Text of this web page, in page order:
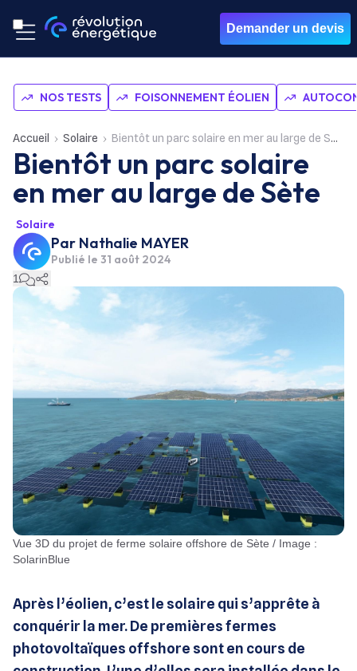
Demander un devis
NOS TESTS FOISONNEMENT ÉOLIEN
Accueil Solaire Bientôt un parc solaire en mer au large de Sète
Bientôt un parc solaire
en mer au large de Sète
Solaire
Par Nathalie MAYER
Publié le 31 août 2024
1
Vue 3D du projet de ferme solaire offshore de Sète / Image :
SolarinBlue
Après l’éolien, c’est le solaire qui s’apprête à
conquérir la mer. De premières fermes
photovoltaïques offshore sont en cours de